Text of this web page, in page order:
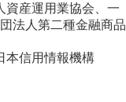
資産運用業協会、一
法人第二種金融商品
本信用情報機構